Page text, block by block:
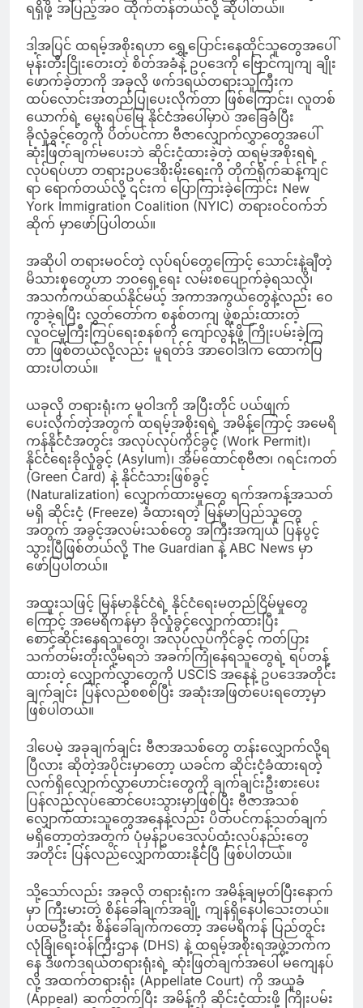
ရရှိဖို့ အပြည့်အဝ ထိုက်တန်တယ်လို့ ဆိုပါတယ်။
ဒါ့အပြင် ထရမ့်အစိုးရဟာ ရွှေ့ပြောင်းနေထိုင်သူတွေအပေါ်
မုန်းတီးငြိုးတေးတဲ့ စိတ်အခံနဲ့ ဥပဒေကို ဗြောင်ကျကျ ချိုး
ဖောက်ခဲ့တာကို အခုလို ဖက်ဒရယ်တရားသူကြီးက
ထပ်လောင်းအတည်ပြုပေးလိုက်တာ ဖြစ်ကြောင်း၊ လူတစ်
ယောက်ရဲ့ မွေးရပ်မြေ နိုင်ငံအပေါ်မှာပဲ အခြေခံပြီး
ခိုလှုံခွင့်တွေကို ပိတ်ပင်ကာ ဗီဇာလျှောက်လွှာတွေအပေါ်
ဆုံးဖြတ်ချက်မပေးဘဲ ဆိုင်းငံ့ထားခဲ့တဲ့ ထရမ့်အစိုးရရဲ့
လုပ်ရပ်ဟာ တရားဥပဒေစိုးမိုးရေးကို တိုက်ရိုက်ဆန့်ကျင်
ရာ ရောက်တယ်လို့ ၎င်းက ပြောကြားခဲ့ကြောင်း New
York Immigration Coalition (NYIC) တရားဝင်ဝက်ဘ်
ဆိုက် မှာဖော်ပြပါတယ်။
အဆိုပါ တရားမဝင်တဲ့ လုပ်ရပ်တွေကြောင့် သောင်းနဲ့ချီတဲ့
မိသားစုတွေဟာ ဘဝရှေ့ရေး လမ်းစပျောက်ခဲ့ရသလို၊
အသက်ကယ်ဆယ်နိုင်မယ့် အကာအကွယ်တွေနဲ့လည်း ဝေ
ကွာခဲ့ရပြီး လွှတ်တော်က စနစ်တကျ ဖွဲ့စည်းထားတဲ့
လူဝင်မှုကြီးကြပ်ရေးစနစ်ကို ကျော်လွန်ဖို့ ကြိုးပမ်းခဲ့ကြ
တာ ဖြစ်တယ်လို့လည်း မူရတ်ဒ် အာဝေါဒါက ထောက်ပြ
ထားပါတယ်။
ယခုလို တရားရုံးက မူဝါဒကို အပြီးတိုင် ပယ်ဖျက်
ပေးလိုက်တဲ့အတွက် ထရမ့်အစိုးရရဲ့ အမိန့်ကြောင့် အမေရိ
ကန်နိုင်ငံအတွင်း အလုပ်လုပ်ကိုင်ခွင့် (Work Permit)၊
နိုင်ငံရေးခိုလှုံခွင့် (Asylum)၊ အိမ်ထောင်စုဗီဇာ၊ ဂရင်းကတ်
(Green Card) နဲ့ နိုင်ငံသားဖြစ်ခွင့်
(Naturalization) လျှောက်ထားမှုတွေ ရက်အကန့်အသတ်
မရှိ ဆိုင်းငံ့ (Freeze) ခံထားရတဲ့ မြန်မာပြည်သူတွေ
အတွက် အခွင့်အလမ်းသစ်တွေ အကြီးအကျယ် ပြန်ပွင့်
သွားပြီဖြစ်တယ်လို့ The Guardian နဲ့ ABC News မှာ
ဖော်ပြပါတယ်။
အထူးသဖြင့် မြန်မာနိုင်ငံရဲ့ နိုင်ငံရေးမတည်ငြိမ်မှုတွေ
ကြောင့် အမေရိကန်မှာ ခိုလှုံခွင့်လျှောက်ထားပြီး
စောင့်ဆိုင်းနေရသူတွေ၊ အလုပ်လုပ်ကိုင်ခွင့် ကတ်ပြား
သက်တမ်းတိုးလို့မရဘဲ အခက်ကြုံနေရသူတွေရဲ့ ရပ်တန့်
ထားတဲ့ လျှောက်လွှာတွေကို USCIS အနေနဲ့ ဥပဒေအတိုင်း
ချက်ချင်း ပြန်လည်စစစ်ပြီး အဆုံးအဖြတ်ပေးရတော့မှာ
ဖြစ်ပါတယ်။
ဒါပေမဲ့ အခုချက်ချင်း ဗီဇာအသစ်တွေ တန်းလျှောက်လို့ရ
ပြီလား ဆိုတဲ့အပိုင်းမှာတော့ ယခင်က ဆိုင်းငံ့ခံထားရတဲ့
လက်ရှိလျှောက်လွှာဟောင်းတွေကို ချက်ချင်းဦးစားပေး
ပြန်လည်လုပ်ဆောင်ပေးသွားမှာဖြစ်ပြီး ဗီဇာအသစ်
လျှောက်ထားသူတွေအနေနဲ့လည်း ပိတ်ပင်ကန့်သတ်ချက်
မရှိတော့တဲ့အတွက် ပုံမှန်ဥပဒေလုပ်ထုံးလုပ်နည်းတွေ
အတိုင်း ပြန်လည်လျှောက်ထားနိုင်ပြီ ဖြစ်ပါတယ်။
သို့သော်လည်း အခုလို တရားရုံးက အမိန့်ချမှတ်ပြီးနောက်
မှာ ကြီးမားတဲ့ စိန်ခေါ်ချက်အချို့ ကျန်ရှိနေပါသေးတယ်။
ပထမဦးဆုံး စိန်ခေါ်ချက်ကတော့ အမေရိကန် ပြည်တွင်း
လုံခြုံရေးဝန်ကြီးဌာန (DHS) နဲ့ ထရမ့်အစိုးရအဖွဲ့ဘက်က
နေ ဒီဖက်ဒရယ်တရားရုံးရဲ့ ဆုံးဖြတ်ချက်အပေါ် မကျေနပ်
လို့ အထက်တရားရုံး (Appellate Court) ကို အယူခံ
(Appeal) ဆက်တက်ပြီး အမိန့်ကို ဆိုင်းငံ့ထားဖို့ ကြိုးပမ်း